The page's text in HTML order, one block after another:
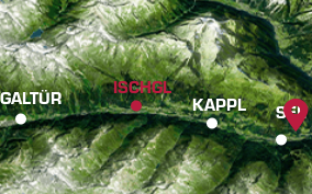
GALTÜR ISCHGL
KAPPL SEE